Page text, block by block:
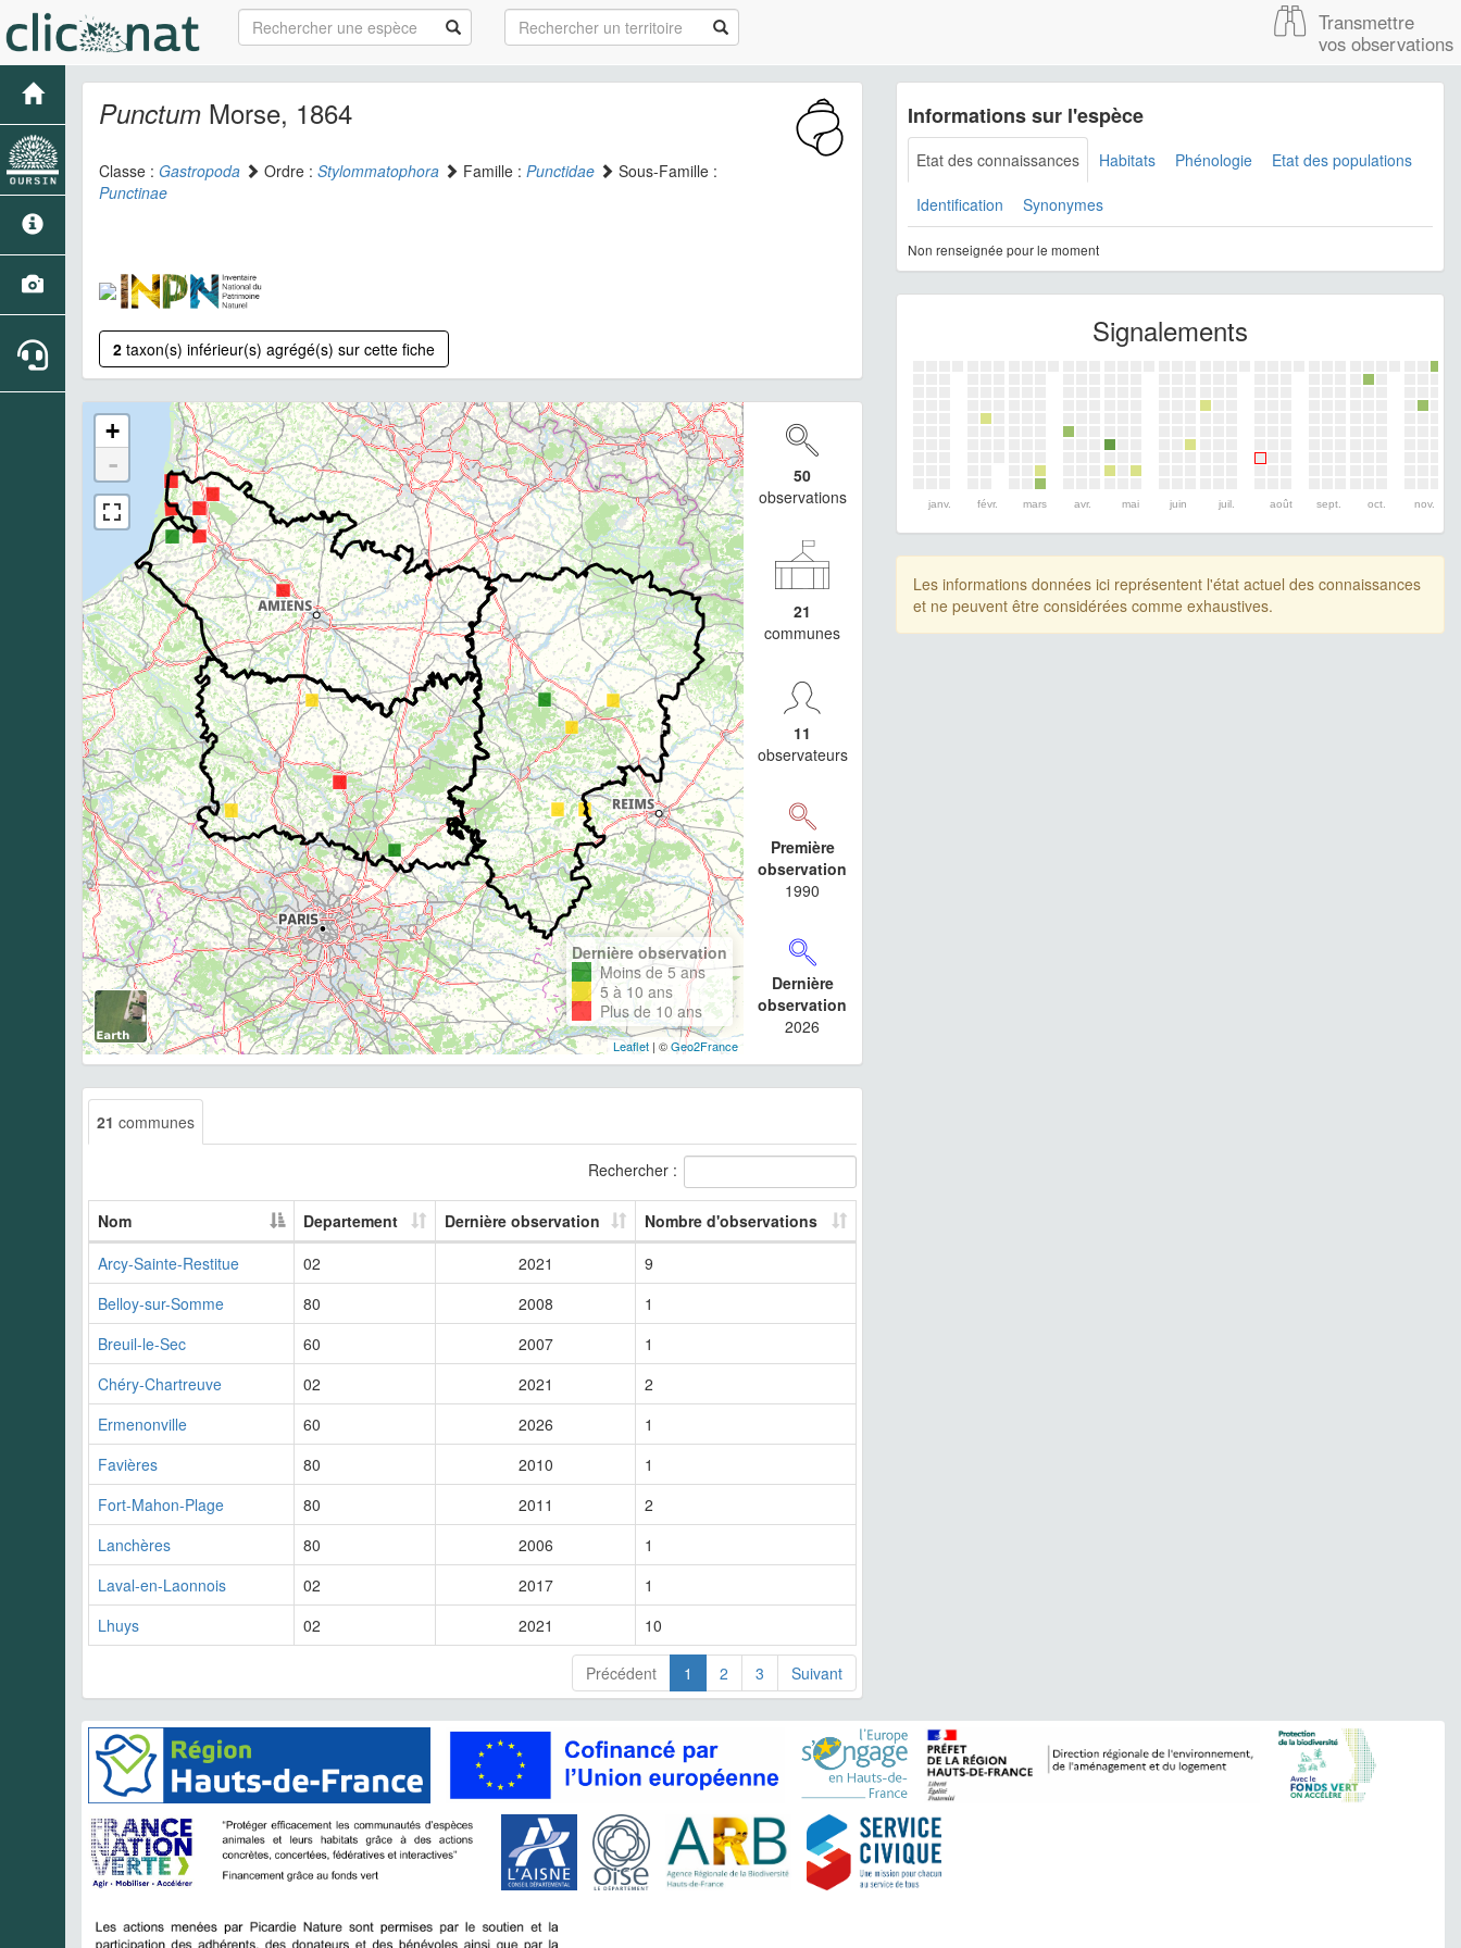
Transmettre
vos observations
Punctum Morse, 1864
Classe : Gastropoda Ordre : Stylommatophora Famille : Punctidae
Sous-Famille :
Punctinae
2 taxon(s) inférieur(s) agrégé(s) sur cette fiche
+
-
Dernière observation
Moins de 5 ans
5 à 10 ans
Plus de 10 ans
Leaflet| ©Geo2France
50
observations
21
communes
11
observateurs
Première
observation
1990
Dernière
observation
2026
21 communes
Rechercher :
Nom Departement Dernière observation
Nombre d'observations
Arcy-Sainte-Restitue
02 2021
9
Belloy-sur-Somme
80 2008
1
Breuil-le-Sec
60 2007
1
Chéry-Chartreuve
02 2021
2
Ermenonville
60 2026
1
Favières
80 2010
1
Fort-Mahon-Plage
80 2011
2
Lanchères
80 2006
1
Laval-en-Laonnois
02 2017
1
Lhuys
02 2021 10
Précédent 1 2 3 Suivant
Informations sur l'espèce
Etat des connaissances Habitats Phénologie Etat des populations
Identification Synonymes
Non renseignée pour le moment
Signalements
janv. févr. mars avr. mai juin juil. août sept. oct. nov.
Les informations données ici représentent l'état actuel des connaissances
et ne peuvent être considérées comme exhaustives.